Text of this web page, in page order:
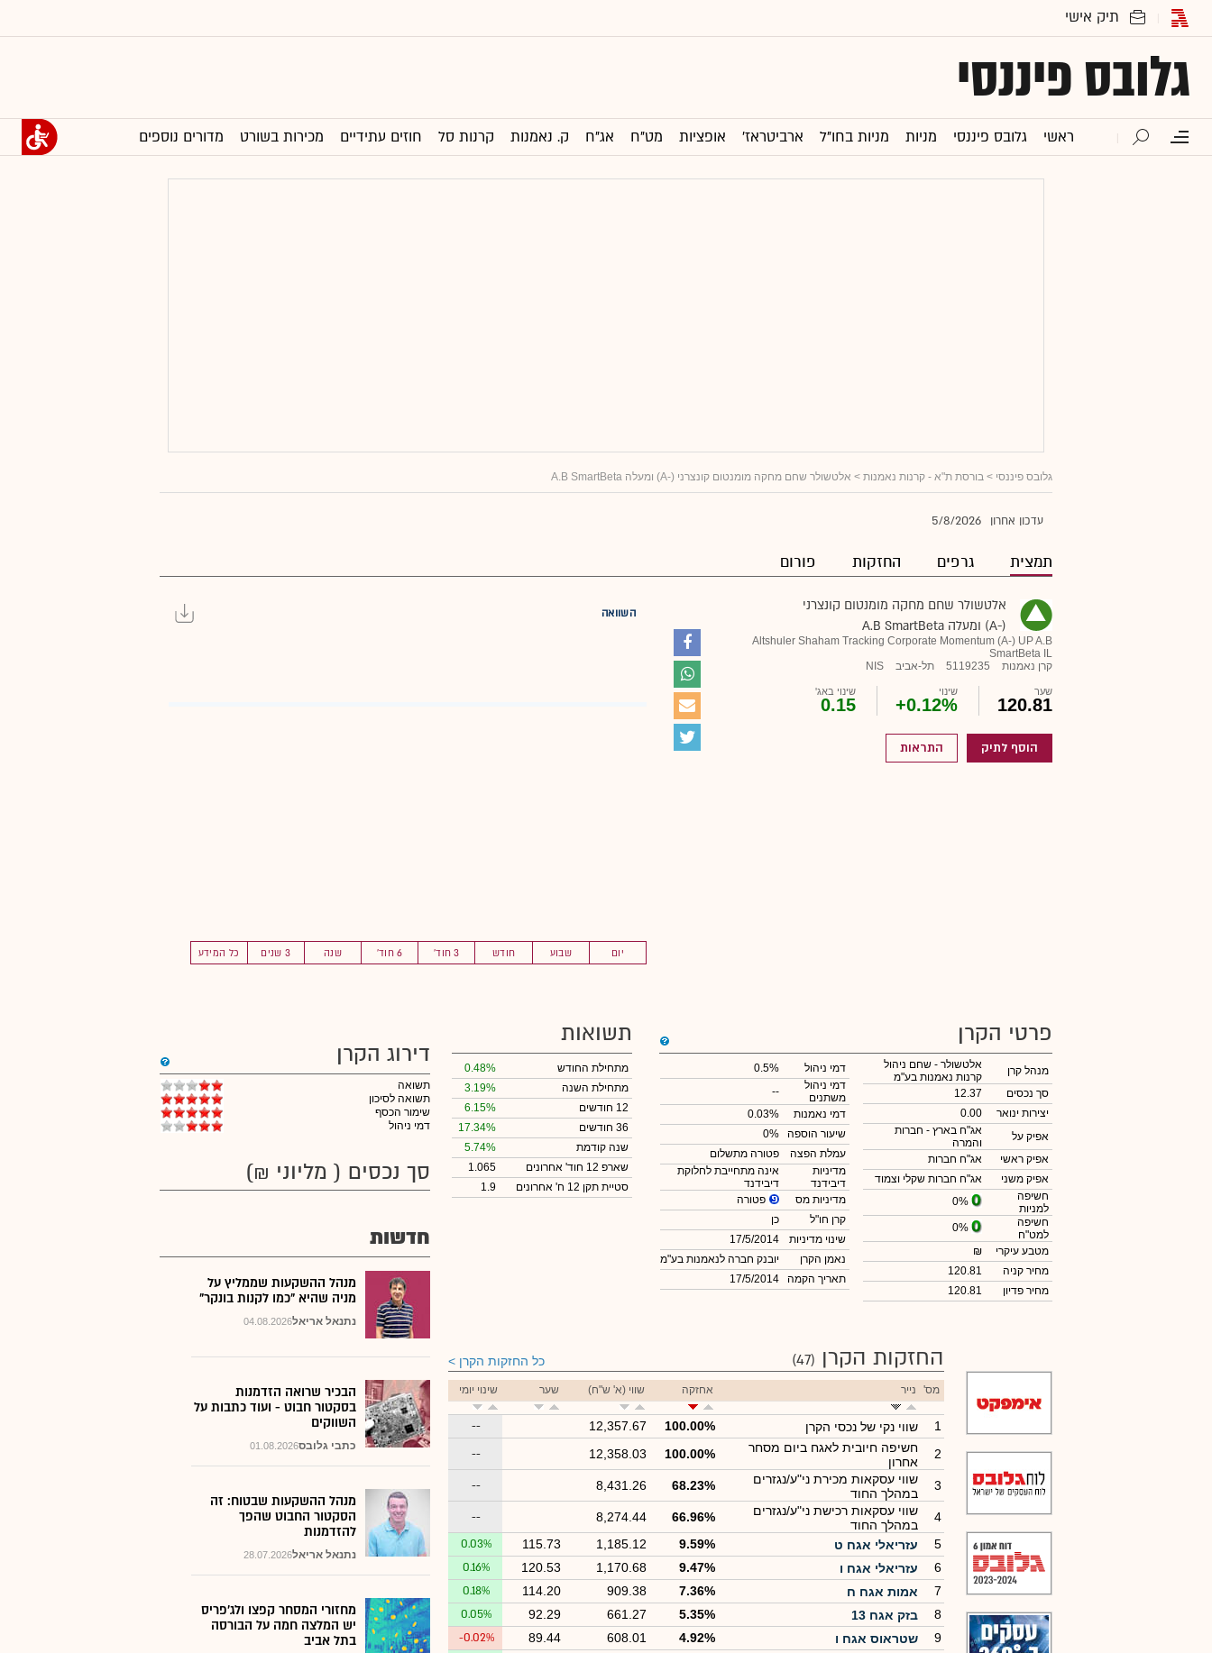
גלובס פיננסי
ראשי גלובס פיננסי מניות מניות בחו"ל ארביטראז' אופציות מט"ח אג"ח ק. נאמנות קרנות סל חוזים עתידיים מכירות בשורט מדורים נוספים
גלובס פיננסי > בורסת ת"א - קרנות נאמנות > אלטשולר שחם מחקה מומנטום קונצרני (-A) ומעלה A.B SmartBeta
עדכון אחרון 5/8/2026
תמצית גרפים החזקות פורום
אלטשולר שחם מחקה מומנטום קונצרני
(-A) ומעלה A.B SmartBeta
Altshuler Shaham Tracking Corporate Momentum (A-) UP A.B
SmartBeta IL
קרן נאמנות
5119235 תל-אביב NIS
שער
120.81
שינוי
+0.12%
שינוי באג'
0.15
הוסף לתיק התראות
השוואה
יום שבוע חודש 3 חוד' 6 חוד' שנה 3 שנים כל המידע
פרטי הקרן
מנהל קרן
אלטשולר - שחם ניהול
קרנות נאמנות בע"מ
סך נכסים
12.37
יצירות ינואר
0.00
אפיק על
אג"ח בארץ - חברות
והמרה
אפיק ראשי
אג"ח חברות
אפיק משני
אג"ח חברות שקלי וצמוד
חשיפה
למניות
0%
חשיפה
למט"ח
0%
מטבע עיקרי
₪
מחיר קניה
120.81
מחיר פדיון
120.81
דמי ניהול
0.5%
דמי ניהול
משתנים
--
דמי נאמנות
0.03%
שיעור הוספה
0%
עמלת הפצה
פטורה מתשלום
מדיניות
דיבידנד
אינה מתחייבת לחלוקת
דיבידנד
מדיניות מס
פטורה
קרן חו"ל
כן
שינוי מדיניות
17/5/2014
נאמן הקרן
יובנק חברה לנאמנות בע"מ
תאריך הקמה
17/5/2014
תשואות
מתחילת החודש
0.48%
מתחילת השנה
3.19%
12 חודשים
6.15%
36 חודשים
17.34%
שנה קודמת
5.74%
שארפ 12 חוד' אחרונים
1.065
סטיית תקן 12 ח' אחרונים
1.9
החזקות הקרן (47) כל החזקות הקרן
מס' נייר אחזקה שווי (א' ש"ח) שער שינוי יומי
1 שווי נקי של נכסי הקרן 100.00%
12,357.67
--
2
חשיפה חיובית לאגח ביום מסחר
אחרון
100.00%
12,358.03
--
3
שווי עסקאות מכירת ני"ע/נגזרים
במהלך החוד
68.23%
8,431.26
--
4
שווי עסקאות רכישת ני"ע/נגזרים
במהלך החוד
66.96%
8,274.44
--
5
עזריאלי אגח ט 9.59%
1,185.12
115.73
0.03%
6
עזריאלי אגח ו 9.47%
1,170.68
120.53
0.16%
7
אמות אגח ח 7.36%
909.38
114.20
0.18%
8
בזק אגח 13 5.35%
661.27
92.29
0.05%
9
שטראוס אגח ו 4.92%
608.01
89.44
-0.02%
דירוג הקרן
תשואה
תשואה לסיכון
שימור הכסף
דמי ניהול
סך נכסים ( מליוני ₪)
חדשות
מנהל ההשקעות שממליץ על
מניה שהיא "כמו לקנות בונקר"
04.08.2026נתנאל אריאל
הבכיר שרואה הזדמנות
בסקטור חבוט - ועוד כתבות על
השווקים
01.08.2026כתבי גלובס
מנהל ההשקעות שבטוח: זה
הסקטור החבוט שהפך
להזדמנות
28.07.2026נתנאל אריאל
מחזורי המסחר קפצו ולג'פריס
יש המלצה חמה על הבורסה
בתל אביב